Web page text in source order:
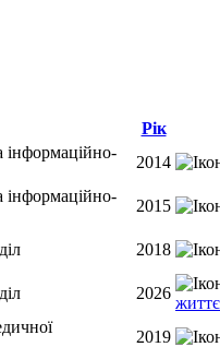
Рік
інформаційно-
2014
інформаційно-
2015
2018
2026
2019